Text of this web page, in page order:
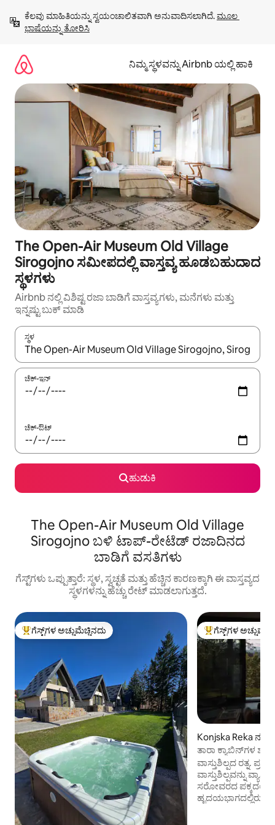
ಹೋಗಿ
ಕೆಲವು ಮಾಹಿತಿಯನ್ನು ಸ್ವಯಂಚಾಲಿತವಾಗಿ ಅನುವಾದಿಸಲಾಗಿದೆ. ಮೂಲ
ಭಾಷೆಯನ್ನು ತೋರಿಸಿ
ನಿಮ್ಮ ಸ್ಥಳವನ್ನು Airbnb ಯಲ್ಲಿ ಹಾಕಿ
The Open-Air Museum Old Village
Sirogojno ಸಮೀಪದಲ್ಲಿ ವಾಸ್ತವ್ಯ ಹೂಡಬಹುದಾದ
ಸ್ಥಳಗಳು
Airbnb ನಲ್ಲಿ ವಿಶಿಷ್ಟ ರಜಾ ಬಾಡಿಗೆ ವಾಸ್ತವ್ಯಗಳು, ಮನೆಗಳು ಮತ್ತು
ಇನ್ನಷ್ಟು ಬುಕ್ ಮಾಡಿ
ಸ್ಥಳ
ಫಲಿತಾಂಶಗಳು ಲಭ್ಯವಿರುವಾಗ, ಅಪ್ ಮತ್ತು ಡೌನ್ ಬಾಣದ ಕೀಲಿಗಳೊಂದಿಗೆ
ಚೆಕ್-ಇನ್
ಚೆಕ್-ಔಟ್
ಹುಡುಕಿ
The Open-Air Museum Old Village
Sirogojno ಬಳಿ ಟಾಪ್-ರೇಟೆಡ್ ರಜಾದಿನದ
ಬಾಡಿಗೆ ವಸತಿಗಳು
ಗೆಸ್ಟ್‌ಗಳು ಒಪ್ಪುತ್ತಾರೆ: ಸ್ಥಳ, ಸ್ವಚ್ಛತೆ ಮತ್ತು ಹೆಚ್ಚಿನ ಕಾರಣಕ್ಕಾಗಿ ಈ ವಾಸ್ತವ್ಯದ
ಸ್ಥಳಗಳನ್ನು ಹೆಚ್ಚು ರೇಟ್ ಮಾಡಲಾಗುತ್ತದೆ.
ಗೆಸ್ಟ್‌ಗಳಿಗೆ ಅತಿ ಹೆಚ್ಚು ಅಚ್ಚುಮೆಚ್ಚಿನದು
ಗೆಸ್ಟ್‌ಗಳ ಅಚ್ಚುಮೆಚ್ಚಿನದು ಗೆಸ್ಟ್‌ಗಳಿಗೆ ಅತಿ ಹೆಚ್ಚು
ಗೆಸ್ಟ್‌ಗಳ
Konjska Reka ನಲ್ಲಿ
ತಾರಾ ಕ್ಯಾಬಿನ್‌ಗಳ ಶುದ್ಧ
ವಾಸ್ತುಶಿಲ್ಪದ ರತ್ನ. ಪ್ರಕೃತಿಯೊಂದಿಗಿನ ಸಂಪರ್ಕವು ನಮ್ಮ
ವಾಸ್ತುಶಿಲ್ಪವನ್ನು
ಸರೋವರದ
ಹೃದಯಭಾಗದಲ್ಲಿರುವ